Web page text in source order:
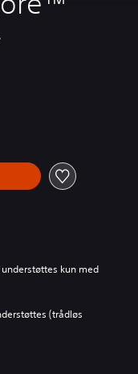
understøttes kun med
(trådløs